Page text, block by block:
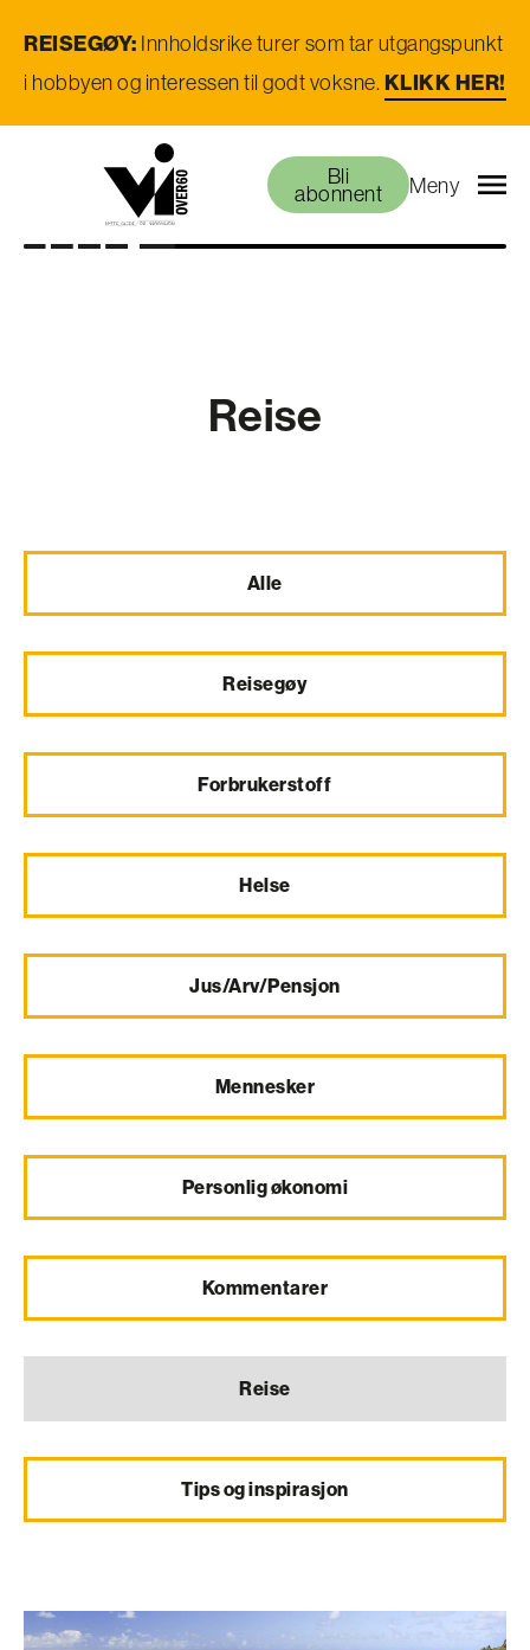
REISEGØY: Innholdsrike turer som tar utgangspunkt
i hobbyen og interessen til godt voksne.KLIKK HER!
Bli
abonnent Meny
Reise
Alle
Reisegøy
Forbrukerstoff
Helse
Jus/Arv/Pensjon
Mennesker
Personlig økonomi
Kommentarer
Reise
Tips og inspirasjon